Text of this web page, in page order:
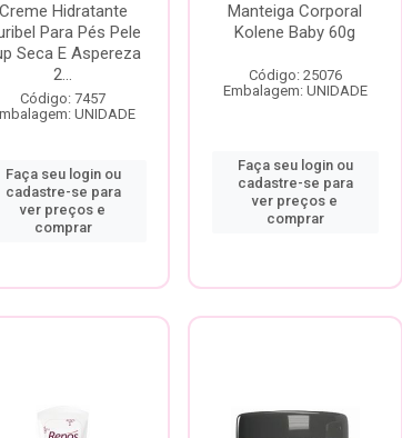
Hidratante
Para Pés Pele
Seca E Aspereza
2...
Código: 7457
UNIDADE
Faça seu login ou
cadastre-se para
ver preços e
comprar
Manteiga Corporal
Kolene Baby 60g
Código: 25076
Embalagem: UNIDADE
Faça seu login ou
cadastre-se para
ver preços e
comprar